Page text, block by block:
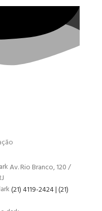
Av. Rio Branco, 120 /
(21) 4119-2424 | (21)